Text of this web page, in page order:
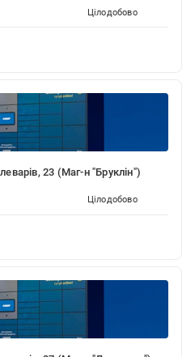
Цілодобово
23 (Маг-н "Бруклін")
Цілодобово